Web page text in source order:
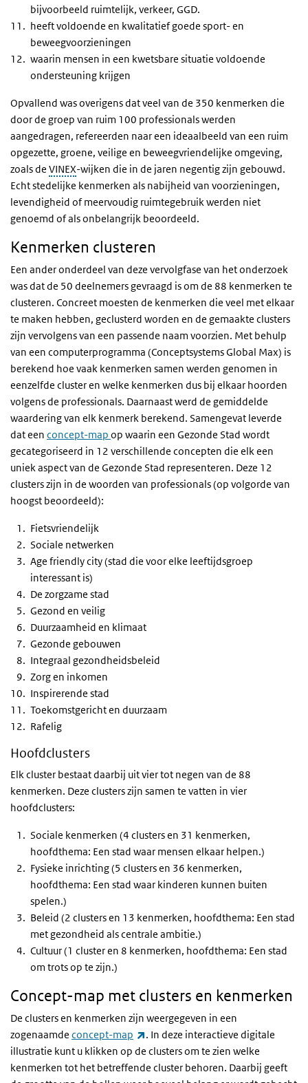
bijvoorbeeld ruimtelijk, verkeer, GGD.
heeft voldoende en kwalitatief goede sport- en
beweegvoorzieningen
waarin mensen in een kwetsbare situatie voldoende
ondersteuning krijgen
Opvallend was overigens dat veel van de 350 kenmerken die
door de groep van ruim 100 professionals werden
aangedragen, refereerden naar een ideaalbeeld van een ruim
opgezette, groene, veilige en beweegvriendelijke omgeving,
zoals de VINEX-wijken die in de jaren negentig zijn gebouwd.
Echt stedelijke kenmerken als nabijheid van voorzieningen,
levendigheid of meervoudig ruimtegebruik werden niet
genoemd of als onbelangrijk beoordeeld.
Kenmerken clusteren
Een ander onderdeel van deze vervolgfase van het onderzoek
was dat de 50 deelnemers gevraagd is om de 88 kenmerken te
clusteren. Concreet moesten de kenmerken die veel met elkaar
te maken hebben, geclusterd worden en de gemaakte clusters
zijn vervolgens van een passende naam voorzien. Met behulp
van een computerprogramma (Conceptsystems Global Max) is
berekend hoe vaak kenmerken samen werden genomen in
eenzelfde cluster en welke kenmerken dus bij elkaar hoorden
volgens de professionals. Daarnaast werd de gemiddelde
waardering van elk kenmerk berekend. Samengevat leverde
dat een concept-map op waarin een Gezonde Stad wordt
gecategoriseerd in 12 verschillende concepten die elk een
uniek aspect van de Gezonde Stad representeren. Deze 12
clusters zijn in de woorden van professionals (op volgorde van
hoogst beoordeeld):
Fietsvriendelijk
Sociale netwerken
Age friendly city (stad die voor elke leeftijdsgroep
interessant is)
De zorgzame stad
Gezond en veilig
Duurzaamheid en klimaat
Gezonde gebouwen
Integraal gezondheidsbeleid
Zorg en inkomen
Inspirerende stad
Toekomstgericht en duurzaam
Rafelig
Hoofdclusters
Elk cluster bestaat daarbij uit vier tot negen van de 88
kenmerken. Deze clusters zijn samen te vatten in vier
hoofdclusters:
Sociale kenmerken (4 clusters en 31 kenmerken,
hoofdthema: Een stad waar mensen elkaar helpen.)
Fysieke inrichting (5 clusters en 36 kenmerken,
hoofdthema: Een stad waar kinderen kunnen buiten
spelen.)
Beleid (2 clusters en 13 kenmerken, hoofdthema: Een stad
met gezondheid als centrale ambitie.)
Cultuur (1 cluster en 8 kenmerken, hoofdthema: Een stad
om trots op te zijn.)
Concept-map met clusters en kenmerken
De clusters en kenmerken zijn weergegeven in een
zogenaamde concept-map (externe link)
. In deze interactieve digitale
illustratie kunt u klikken op de clusters om te zien welke
kenmerken tot het betreffende cluster behoren. Daarbij geeft